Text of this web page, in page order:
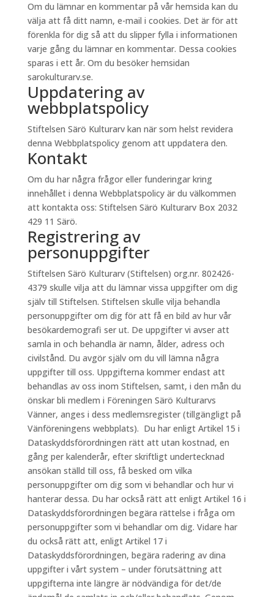
Om du lämnar en kommentar på vår hemsida kan du
välja att få ditt namn, e-mail i cookies. Det är för att
förenkla för dig så att du slipper fylla i informationen
varje gång du lämnar en kommentar. Dessa cookies
sparas i ett år. Om du besöker hemsidan
sarokulturarv.se.
Uppdatering av
webbplatspolicy
Stiftelsen Särö Kulturarv kan när som helst revidera
denna Webbplatspolicy genom att uppdatera den.
Kontakt
Om du har några frågor eller funderingar kring
innehållet i denna Webbplatspolicy är du välkommen
att kontakta oss: Stiftelsen Särö Kulturarv Box 2032
429 11 Särö.
Registrering av
personuppgifter
Stiftelsen Särö Kulturarv (Stiftelsen) org.nr. 802426-
4379 skulle vilja att du lämnar vissa uppgifter om dig
själv till Stiftelsen. Stiftelsen skulle vilja behandla
personuppgifter om dig för att få en bild av hur vår
besökardemografi ser ut. De uppgifter vi avser att
samla in och behandla är namn, ålder, adress och
civilstånd. Du avgör själv om du vill lämna några
uppgifter till oss. Uppgifterna kommer endast att
behandlas av oss inom Stiftelsen, samt, i den mån du
önskar bli medlem i Föreningen Särö Kulturarvs
Vänner, anges i dess medlemsregister (tillgängligt på
Vänföreningens webbplats). Du har enligt Artikel 15 i
Dataskyddsförordningen rätt att utan kostnad, en
gång per kalenderår, efter skriftligt undertecknad
ansökan ställd till oss, få besked om vilka
personuppgifter om dig som vi behandlar och hur vi
hanterar dessa. Du har också rätt att enligt Artikel 16 i
Dataskyddsförordningen begära rättelse i fråga om
personuppgifter som vi behandlar om dig. Vidare har
du också rätt att, enligt Artikel 17 i
Dataskyddsförordningen, begära radering av dina
uppgifter i vårt system – under förutsättning att
uppgifterna inte längre är nödvändiga för det/de